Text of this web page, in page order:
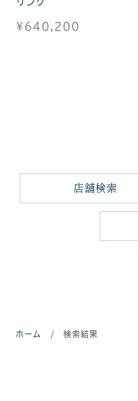
¥640,200
店舗検索
ホーム / 検索結果